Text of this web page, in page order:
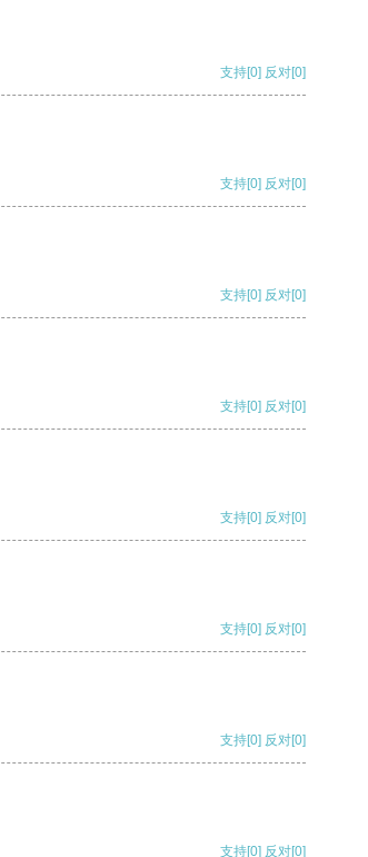
支持[0] 反对[0]
支持[0] 反对[0]
支持[0] 反对[0]
支持[0] 反对[0]
支持[0] 反对[0]
支持[0] 反对[0]
支持[0] 反对[0]
支持[0] 反对[0]